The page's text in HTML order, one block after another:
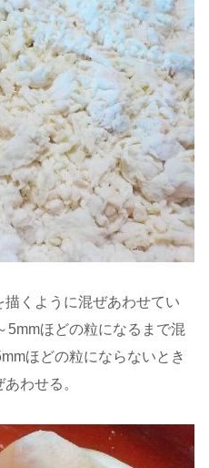
くように混ぜあわせてい
5mmほどの粒になるまで混
ほどの粒にならないとき
わせる。